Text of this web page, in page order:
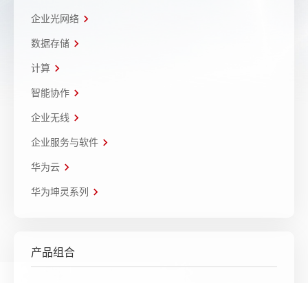
企业光网络
数据存储
计算
智能协作
企业无线
企业服务与软件
华为云
华为坤灵系列
产品组合